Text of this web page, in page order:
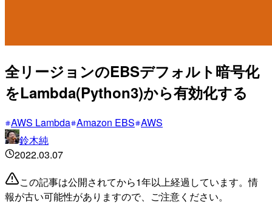
全リージョンのEBSデフォルト暗号化
をLambda(Python3)から有効化する
AWS Lambda Amazon EBS AWS
鈴木純
2022.03.07
この記事は公開されてから1年以上経過しています。情
報が古い可能性がありますので、ご注意ください。